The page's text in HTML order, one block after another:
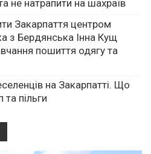
не натрапити на шахраїв
Закарпаття центром
з Бердянська Інна Кущ
пошиття одягу та
на Закарпатті. Що
та пільги